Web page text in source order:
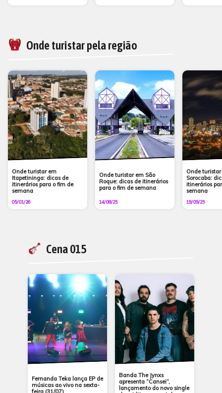
Onde turistar pela região
Onde turistar em
Itapetininga: dicas de
itinerários para o fim de
semana
05/01/26
Onde turistar em São
Roque: dicas de itinerários
para o fim de semana
14/08/25
Onde
Sorocaba:
itinerários
semana
19/09/25
Cena 015
Fernanda Teka lança EP de
músicas ao vivo na sexta-
feira (31/07)
Banda The Jynxs
apresenta ”Cansei”,
lançamento do novo single